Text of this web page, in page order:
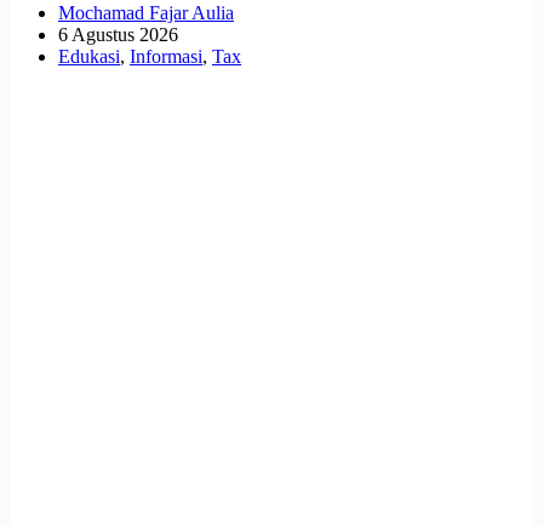
Mochamad Fajar Aulia
6 Agustus 2026
Edukasi, Informasi, Tax